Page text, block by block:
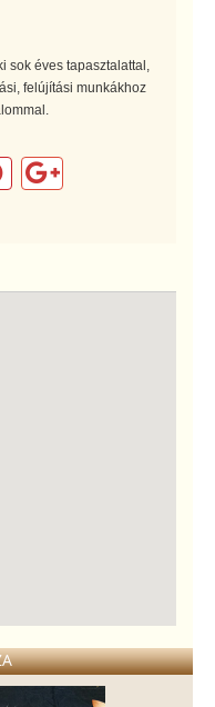
sok éves tapasztalattal,
felújítási munkákhoz